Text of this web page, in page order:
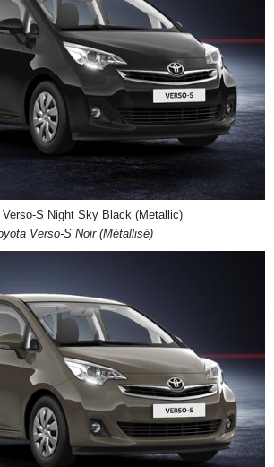
Verso-S Night Sky Black (Metallic)
Verso-S Noir (Métallisé)